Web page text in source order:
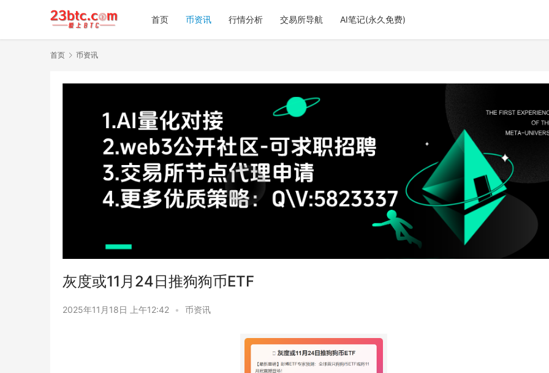
首页 币资讯 行情分析 交易所导航 AI笔记(永久免费)
首页 币资讯
灰度或11月24日推狗狗币ETF
2025年11月18日 上午12:42 • 币资讯